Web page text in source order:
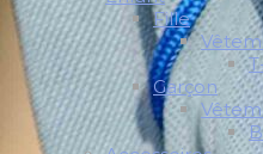
Fille
Garçon